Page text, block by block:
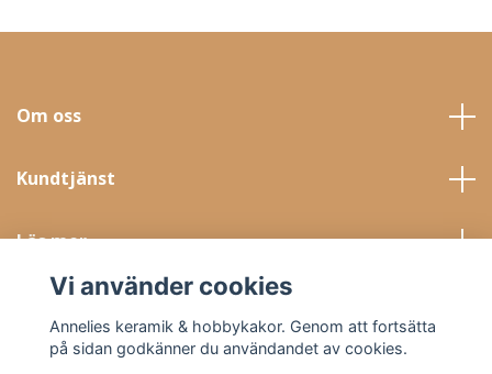
Om oss
Kundtjänst
Läs mer
Sociala medier
Vi använder cookies
Annelies keramik & hobbykakor. Genom att fortsätta
på sidan godkänner du användandet av cookies.